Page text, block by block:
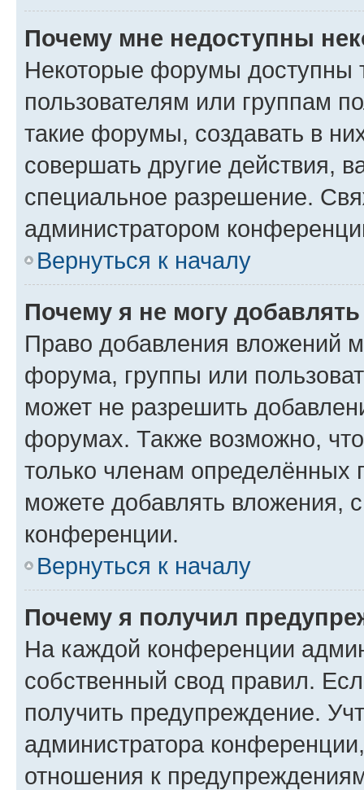
Почему мне недоступны
Некоторые форумы доступны
пользователям или группам
такие форумы, создавать в
совершать другие действия,
специальное разрешение.
администратором
Вернуться к началу
Почему я не могу
Право добавления вложений
форума, группы или
может не разрешить
форумах. Также возможно,
только членам определённых
можете добавлять вложения,
конференции.
Вернуться к началу
Почему я получил
На каждой конференции
собственный свод правил.
получить предупреждение.
администратора
отношения к